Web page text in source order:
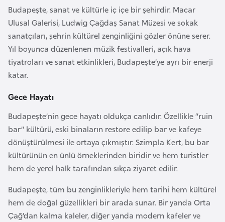
Budapeşte, sanat ve kültürle iç içe bir şehirdir. Macar
Ulusal Galerisi, Ludwig Çağdaş Sanat Müzesi ve sokak
sanatçıları, şehrin kültürel zenginliğini gözler önüne serer.
Yıl boyunca düzenlenen müzik festivalleri, açık hava
tiyatroları ve sanat etkinlikleri, Budapeşte’ye ayrı bir enerji
katar.
Gece Hayatı
Budapeşte’nin gece hayatı oldukça canlıdır. Özellikle “ruin
bar” kültürü, eski binaların restore edilip bar ve kafeye
dönüştürülmesi ile ortaya çıkmıştır. Szimpla Kert, bu bar
kültürünün en ünlü örneklerinden biridir ve hem turistler
hem de yerel halk tarafından sıkça ziyaret edilir.
Budapeşte, tüm bu zenginlikleriyle hem tarihi hem kültürel
hem de doğal güzellikleri bir arada sunar. Bir yanda Orta
Çağ’dan kalma kaleler, diğer yanda modern kafeler ve
z
a
y
r
i
b
u
t
i
Ç
i
n